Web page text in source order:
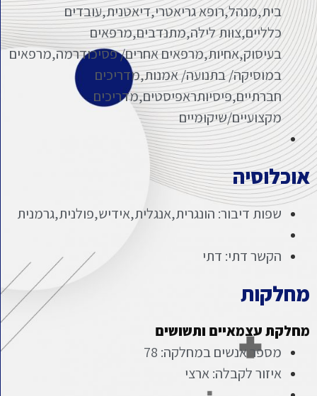
בית,מנהל,רופא גריאטרי,דיאטנית,עובדים
כלליים,צוות לילה,מתנדבים,מרפאים
בעיסוק,אחיות,מרפאים אחרים/ פסיכודרמה,מרפאים
במוסיקה/ בתנועה/ אמנות,מדריכים
חברתיים,פיסיותראפיסטים,מדריכים
מקצועיים/שיקומיים
אוכלוסיה
שפות דיבור: הונגרית,אנגלית,אידיש,פולנית,גרמנית
הקשר דתי: דתי
מחלקות
מחלקת עצמאיים ותשושים
מספר אנשים במחלקה: 78
איזור לקבלה: ארצי